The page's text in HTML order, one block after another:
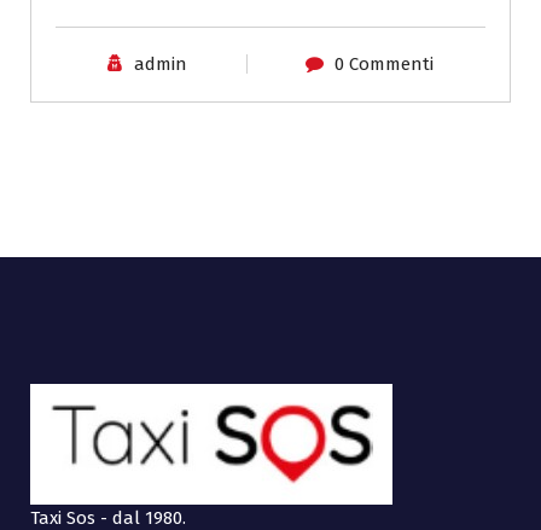
admin 0 Commenti
Taxi Sos - dal 1980.